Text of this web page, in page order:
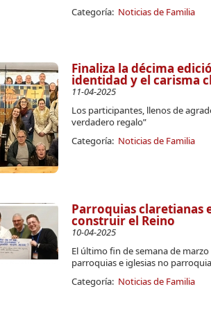
Categoría: Noticias de Familia
Finaliza la décima
identidad y el carisma
11-04-2025
Los participantes, llenos de
verdadero regalo”
Categoría: Noticias de Familia
Parroquias claretianas
construir el Reino
10-04-2025
El último fin de semana de
parroquias e iglesias no
Categoría: Noticias de Familia